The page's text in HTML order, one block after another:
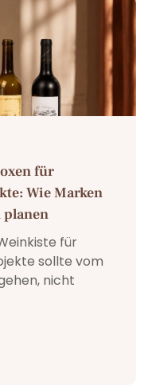
für
Wie Marken
für
sollte vom
nicht